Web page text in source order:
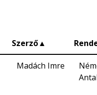
Szerző▲
Madách Imre